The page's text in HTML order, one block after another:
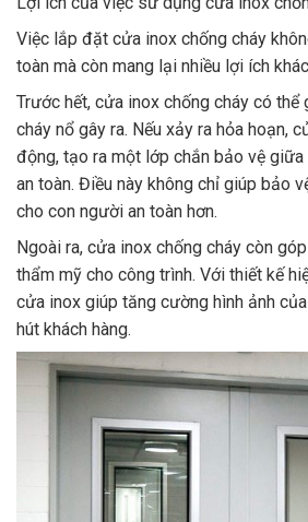
Việc lắp đặt cửa inox chống cháy
toàn mà còn mang lại nhiều lợi ích
Trước hết, cửa inox chống cháy có thể
cháy nổ gây ra. Nếu xảy ra hỏa hoạn,
động, tạo ra một lớp chắn bảo vệ
an toàn. Điều này không chỉ giúp bảo
cho con người an toàn hơn.
Ngoài ra, cửa inox chống cháy còn
thẩm mỹ cho công trình. Với thiết kế
cửa inox giúp tăng cường hình ảnh
hút khách hàng.